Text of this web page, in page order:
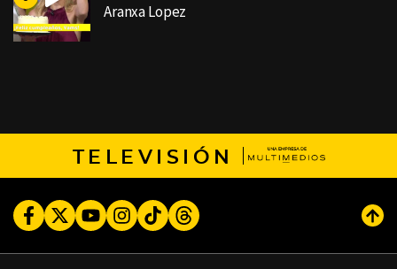
Aranxa Lopez
TELEVISIÓN
FacebookTwitterYoutubeInstagram
TikTokThreads